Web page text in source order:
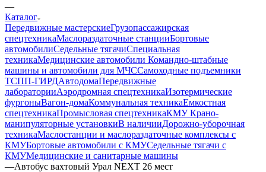
—
Каталог
Передвижные мастерскиеГрузопассажирская
спецтехникаМаслораздаточные станцииБортовые
автомобилиСедельные тягачиСпециальная
техникаМедицинские автомобили Командно-штабные
машины и автомобили для МЧССамоходные подъемники
ТСПП-ГИРДАвтодомаПередвижные
лабораторииАэродромная спецтехникаИзотермические
фургоныВагон-домаКоммунальная техникаЕмкостная
спецтехникаПромысловая спецтехникаКМУ Крано-
манипуляторные установкиВ наличииДорожно-уборочная
техникаМаслостанции и маслораздаточные комплексы с
КМУБортовые автомобили с КМУСедельные тягачи с
КМУМедицинские и санитарные машины
—Автобус вахтовый Урал NEXT 26 мест